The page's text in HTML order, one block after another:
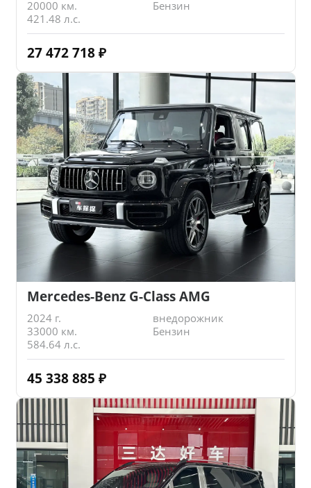
20000 км.
Бензин
421.48 л.с.
27 472 718 ₽
Mercedes-Benz G-Class AMG
2024 г.
внедорожник
33000 км.
Бензин
584.64 л.с.
45 338 885 ₽